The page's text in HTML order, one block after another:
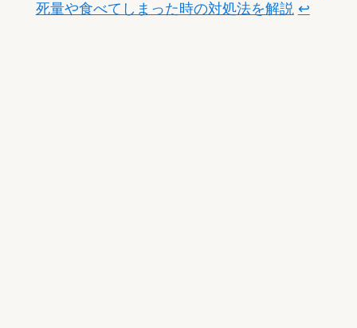
死量や食べてしまった時の対処法を解説 ↩︎